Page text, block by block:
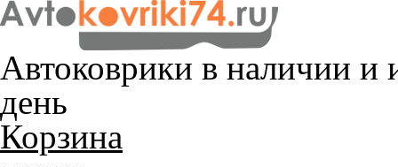
Автоковрики в наличии и
день
Корзина